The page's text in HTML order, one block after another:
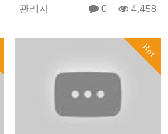
관리자 0 4,458
Hot